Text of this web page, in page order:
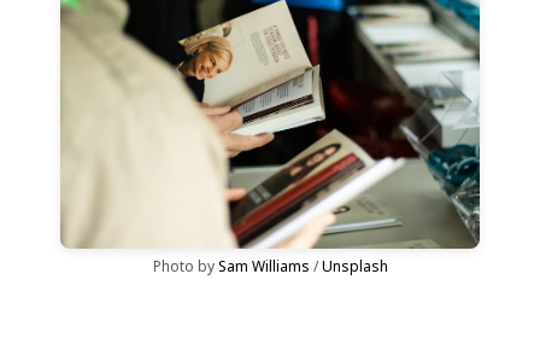
-7.65%
Photo by Sam Williams / Unsplash